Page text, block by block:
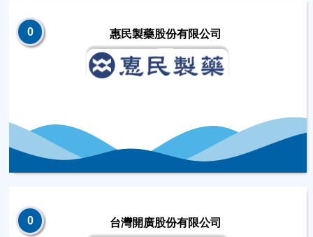
0 惠民製藥股份有限公司
0 台灣開廣股份有限公司